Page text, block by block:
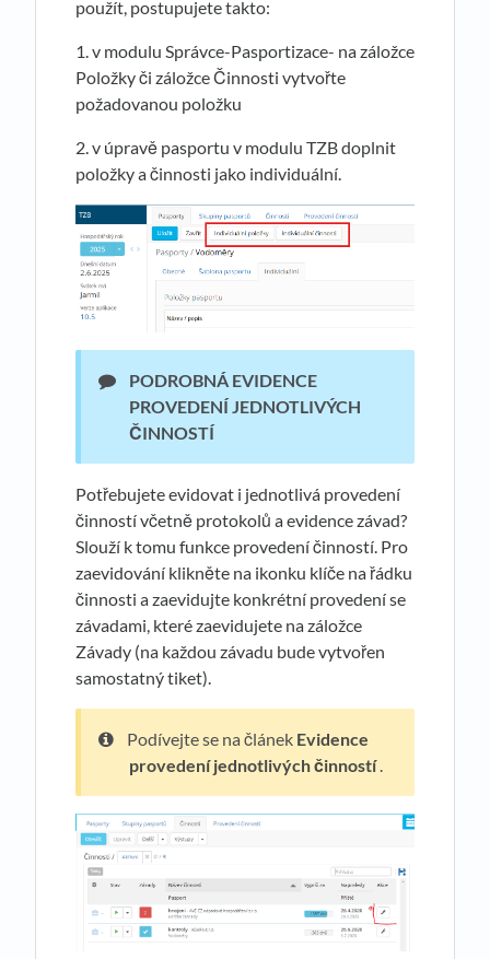
použít, postupujete takto:
1. v modulu Správce-Pasportizace- na záložce
Položky či záložce Činnosti vytvořte
požadovanou položku
2. v úpravě pasportu v modulu TZB doplnit
položky a činnosti jako individuální.
PODROBNÁ EVIDENCE
PROVEDENÍ JEDNOTLIVÝCH
ČINNOSTÍ
Potřebujete evidovat i jednotlivá provedení
činností včetně protokolů a evidence závad?
Slouží k tomu funkce provedení činností. Pro
zaevidování klikněte na ikonku klíče na řádku
činnosti a zaevidujte konkrétní provedení se
závadami, které zaevidujete na záložce
Závady (na každou závadu bude vytvořen
samostatný tiket).
Podívejte se na článek Evidence
provedení jednotlivých činností.